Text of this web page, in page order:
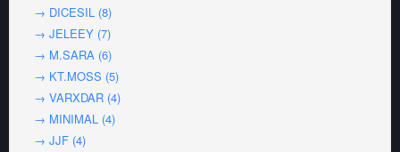
→ DICESIL (8)
→ JELEEY (7)
→ M.SARA (6)
→ KT.MOSS (5)
→ VARXDAR (4)
→ MINIMAL (4)
→ JJF (4)